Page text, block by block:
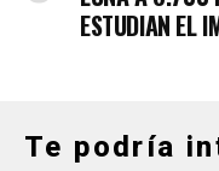
ESTUDIAN EL
Te podría